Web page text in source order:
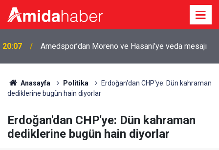
20:07 Amedspor’dan Moreno ve Hasani’ye veda mesajı
Anasayfa Politika
Erdoğan'dan CHP'ye: Dün kahraman
dediklerine bugün hain diyorlar
Erdoğan'dan CHP'ye: Dün kahraman
dediklerine bugün hain diyorlar